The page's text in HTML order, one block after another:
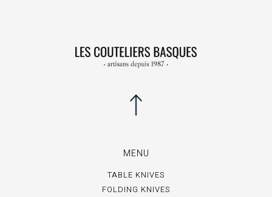
MENU
TABLE KNIVES
FOLDING KNIVES